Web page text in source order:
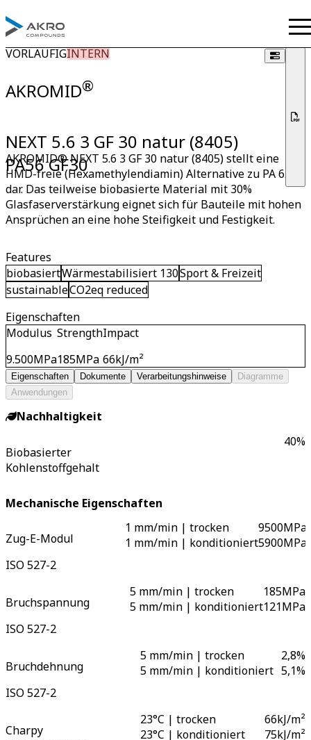
AKROMID®
VORLÄUFIGINTERN
NEXT 5.6 3 GF 30 natur (8405)
PA56 GF30
AKROMID® NEXT 5.6 3 GF 30 natur (8405) stellt eine
HMD-freie (Hexamethylendiamin) Alternative zu PA 6.6
dar. Das teilweise biobasierte Material mit 30%
Glasfaserverstärkung eignet sich für Bauteile mit hohen
Ansprüchen an eine hohe Steifigkeit und Festigkeit.
Features
biobasiertWärmestabilisiert 130Sport & Freizeit
sustainableCO2eq reduced
Eigenschaften
Modulus
9.500MPa
Strength
185MPa
Impact
66kJ/m²
Eigenschaften Dokumente Verarbeitungshinweise
Diagramme
Anwendungen
Nachhaltigkeit
Biobasierter
Kohlenstoffgehalt
40%
Mechanische Eigenschaften
Zug-E-Modul
ISO 527-2
1 mm/min | trocken
1 mm/min | konditioniert
9500MPa
5900MPa
Bruchspannung
ISO 527-2
5 mm/min | trocken
5 mm/min | konditioniert
185MPa
121MPa
Bruchdehnung
ISO 527-2
5 mm/min | trocken
5 mm/min | konditioniert
2,8%
5,1%
Charpy
23°C | trocken
23°C | konditioniert
66kJ/m²
75kJ/m²